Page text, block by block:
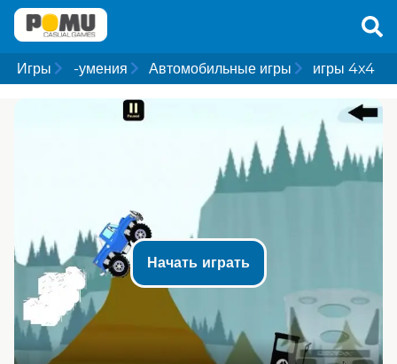
Игры -умения Автомобильные игры игры 4x4
Начать играть